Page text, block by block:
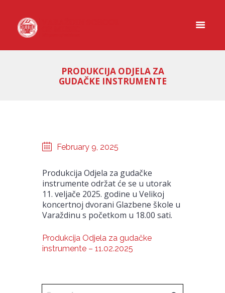
PRODUKCIJA ODJELA ZA
GUDAČKE INSTRUMENTE
February 9, 2025
Produkcija Odjela za gudačke
instrumente održat će se u utorak
11. veljače 2025. godine u Velikoj
koncertnoj dvorani Glazbene škole u
Varaždinu s početkom u 18.00 sati.
Produkcija Odjela za gudačke
instrumente – 11.02.2025